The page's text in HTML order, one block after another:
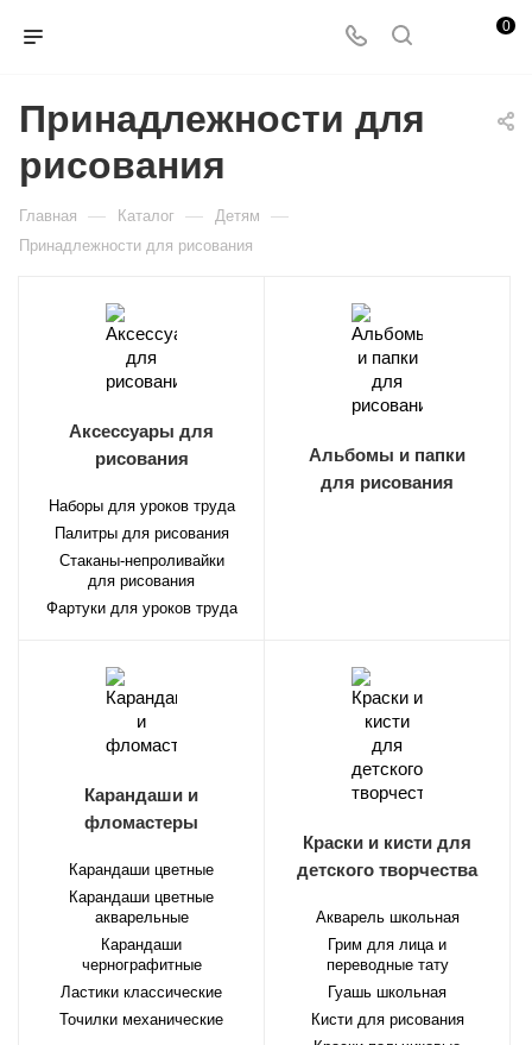
0
Принадлежности для
рисования
Главная — Каталог — Детям —
Принадлежности для рисования
Аксессуары для
рисования
Наборы для уроков труда
Палитры для рисования
Стаканы-непроливайки
для рисования
Фартуки для уроков труда
Альбомы и папки
для рисования
Карандаши и
фломастеры
Карандаши цветные
Карандаши цветные
акварельные
Карандаши
чернографитные
Ластики классические
Точилки механические
Краски и кисти для
детского творчества
Акварель школьная
Грим для лица и
переводные тату
Гуашь школьная
Кисти для рисования